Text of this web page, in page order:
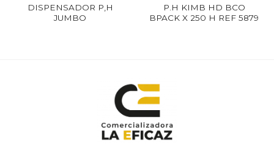
DISPENSADOR P,H
JUMBO
P.H KIMB HD BCO
BPACK X 250 H REF 5879